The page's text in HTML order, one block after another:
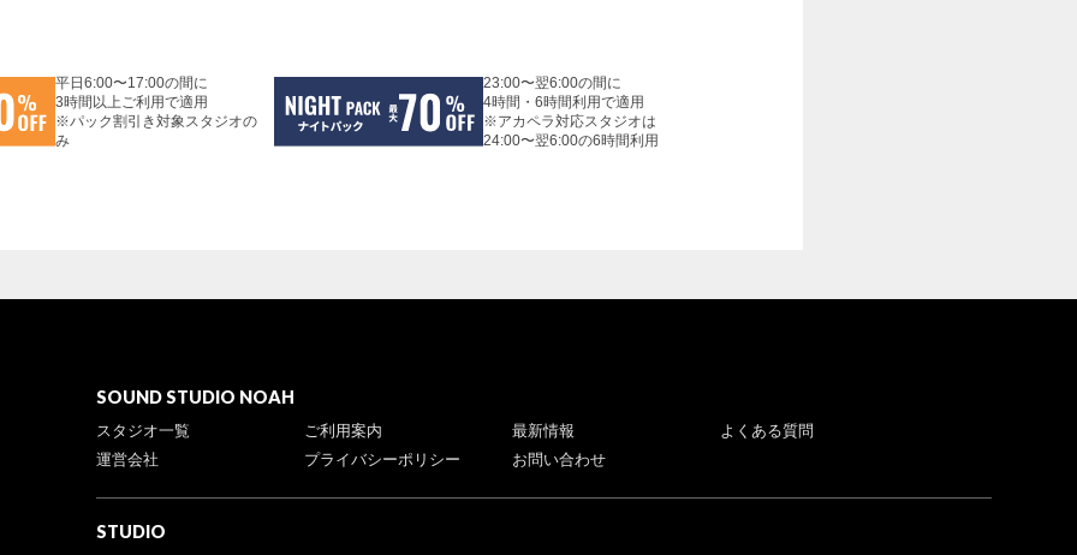
平日6:00〜17:00の間に
3時間以上ご利用で適用
※パック割引き対象スタジオの
み
23:00〜翌6:00の間に
4時間・6時間利用で適用
※アカペラ対応スタジオは
24:00〜翌6:00の6時間利用
SOUND STUDIO NOAH
スタジオ一覧 ご利用案内 最新情報
よくある質問
運営会社
プライバシーポリシー お問い合わせ
STUDIO